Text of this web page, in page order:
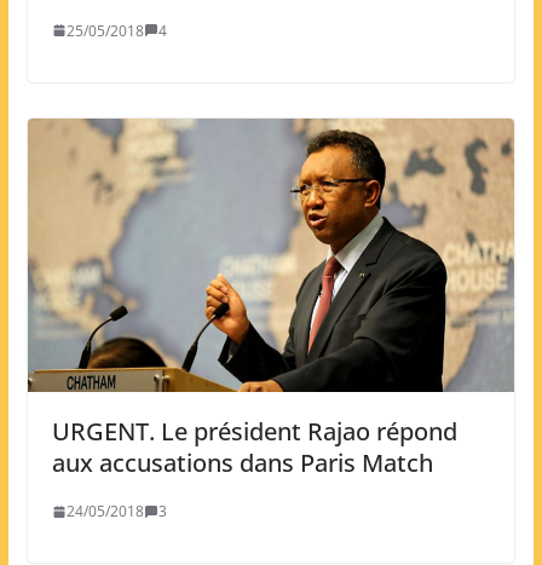
25/05/2018 4
URGENT. Le président Rajao répond
aux accusations dans Paris Match
24/05/2018 3